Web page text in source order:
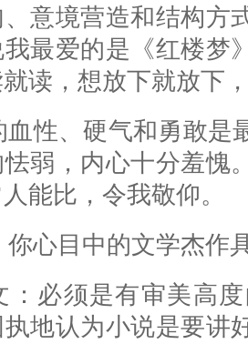
意境营造和结构方
最爱的是《红楼梦
读，想放下就放下
血性、硬气和勇敢是
弱，内心十分羞愧
能比，令我敬仰。
你心目中的文学杰作
：必须是有审美高
执地认为小说是要讲